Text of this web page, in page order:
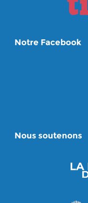
Notre Facebook
Nous soutenons